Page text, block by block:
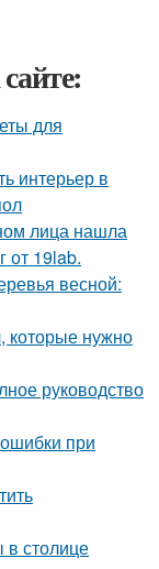
для
интерьер в
лица нашла
от 19lab.
весной:
которые нужно
руководство
при
в столице